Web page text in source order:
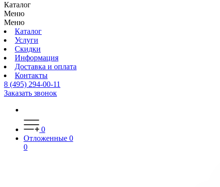
Каталог
Меню
Меню
Каталог
Услуги
Скидки
Информация
Доставка и оплата
Контакты
8 (495) 294-00-11
Заказать звонок
0
Отложенные 0
0